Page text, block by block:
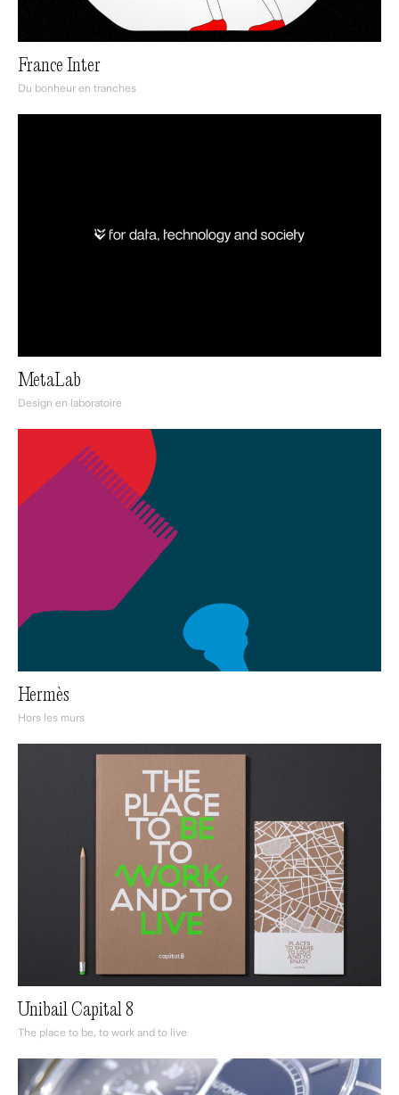
France Inter
Du bonheur en tranches
MetaLab
Design en laboratoire
Hermès
Hors les murs
Unibail Capital 8
The place to be, to work and to live